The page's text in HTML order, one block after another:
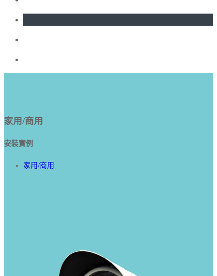
家用/商用
安裝實例
家用/商用